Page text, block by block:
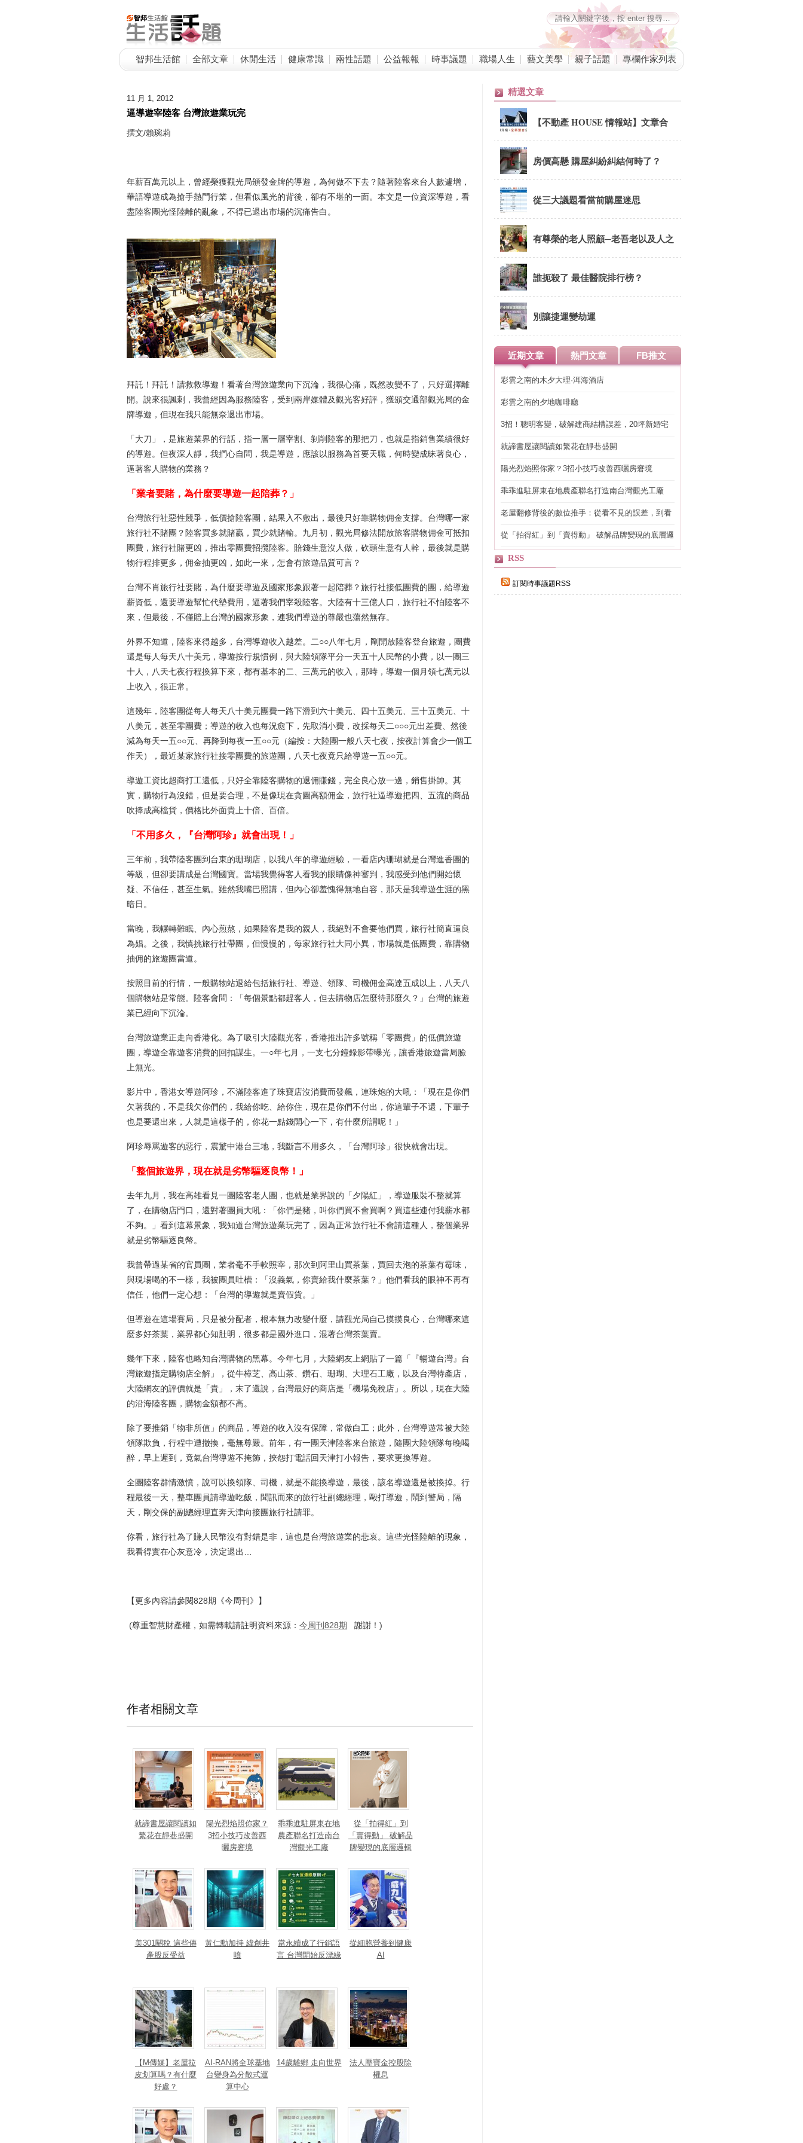
智邦生活館 全部文章 休閒生活 健康常識 兩性話題 公益報報 時事議題 職場人生 藝文美學 親子話題 專欄作家列表
11 月 1, 2012
逼導遊宰陸客 台灣旅遊業玩完
撰文/賴琬莉
年薪百萬元以上，曾經榮獲觀光局頒發金牌的導遊，為何做不下去？隨著陸客來台人數遽增，
華語導遊成為搶手熱門行業，但看似風光的背後，卻有不堪的一面。本文是一位資深導遊，看
盡陸客團光怪陸離的亂象，不得已退出市場的沉痛告白。
拜託！拜託！請救救導遊！看著台灣旅遊業向下沉淪，我很心痛，既然改變不了，只好選擇離
開。說來很諷刺，我曾經因為服務陸客，受到兩岸媒體及觀光客好評，獲頒交通部觀光局的金
牌導遊，但現在我只能無奈退出市場。
「大刀」，是旅遊業界的行話，指一層一層宰割、剝削陸客的那把刀，也就是指銷售業績很好
的導遊。但夜深人靜，我捫心自問，我是導遊，應該以服務為首要天職，何時變成昧著良心，
逼著客人購物的業務？
「業者要賭，為什麼要導遊一起陪葬？」
台灣旅行社惡性競爭，低價搶陸客團，結果入不敷出，最後只好靠購物佣金支撐。台灣哪一家
旅行社不賭團？陸客買多就賭贏，買少就賭輸。九月初，觀光局修法開放旅客購物佣金可抵扣
團費，旅行社賭更凶，推出零團費招攬陸客。賠錢生意沒人做，砍頭生意有人幹，最後就是購
物行程排更多，佣金抽更凶，如此一來，怎會有旅遊品質可言？
台灣不肖旅行社要賭，為什麼要導遊及國家形象跟著一起陪葬？旅行社接低團費的團，給導遊
薪資低，還要導遊幫忙代墊費用，逼著我們宰殺陸客。大陸有十三億人口，旅行社不怕陸客不
來，但最後，不僅賠上台灣的國家形象，連我們導遊的尊嚴也蕩然無存。
外界不知道，陸客來得越多，台灣導遊收入越差。二○○八年七月，剛開放陸客登台旅遊，團費
還是每人每天八十美元，導遊按行規慣例，與大陸領隊平分一天五十人民幣的小費，以一團三
十人，八天七夜行程換算下來，都有基本的二、三萬元的收入，那時，導遊一個月領七萬元以
上收入，很正常。
這幾年，陸客團從每人每天八十美元團費一路下滑到六十美元、四十五美元、三十五美元、十
八美元，甚至零團費；導遊的收入也每況愈下，先取消小費，改採每天二○○○元出差費、然後
減為每天一五○○元、再降到每夜一五○○元（編按：大陸團一般八天七夜，按夜計算會少一個工
作天），最近某家旅行社接零團費的旅遊團，八天七夜竟只給導遊一五○○元。
導遊工資比超商打工還低，只好全靠陸客購物的退佣賺錢，完全良心放一邊，銷售掛帥。其
實，購物行為沒錯，但是要合理，不是像現在貪圖高額佣金，旅行社逼導遊把四、五流的商品
吹捧成高檔貨，價格比外面貴上十倍、百倍。
「不用多久，『台灣阿珍』就會出現！」
三年前，我帶陸客團到台東的珊瑚店，以我八年的導遊經驗，一看店內珊瑚就是台灣進香團的
等級，但卻要講成是台灣國寶。當場我覺得客人看我的眼睛像神審判，我感受到他們開始懷
疑、不信任，甚至生氣。雖然我嘴巴照講，但內心卻羞愧得無地自容，那天是我導遊生涯的黑
暗日。
當晚，我輾轉難眠、內心煎熬，如果陸客是我的親人，我絕對不會要他們買，旅行社簡直逼良
為娼。之後，我慎挑旅行社帶團，但慢慢的，每家旅行社大同小異，市場就是低團費，靠購物
抽佣的旅遊團當道。
按照目前的行情，一般購物站退給包括旅行社、導遊、領隊、司機佣金高達五成以上，八天八
個購物站是常態。陸客會問：「每個景點都趕客人，但去購物店怎麼待那麼久？」台灣的旅遊
業已經向下沉淪。
台灣旅遊業正走向香港化。為了吸引大陸觀光客，香港推出許多號稱「零團費」的低價旅遊
團，導遊全靠遊客消費的回扣謀生。一○年七月，一支七分鐘錄影帶曝光，讓香港旅遊當局臉
上無光。
影片中，香港女導遊阿珍，不滿陸客進了珠寶店沒消費而發飆，連珠炮的大吼：「現在是你們
欠著我的，不是我欠你們的，我給你吃、給你住，現在是你們不付出，你這輩子不還，下輩子
也是要還出來，人就是這樣子的，你花一點錢開心一下，有什麼所謂呢！」
阿珍辱罵遊客的惡行，震驚中港台三地，我斷言不用多久，「台灣阿珍」很快就會出現。
「整個旅遊界，現在就是劣幣驅逐良幣！」
去年九月，我在高雄看見一團陸客老人團，也就是業界說的「夕陽紅」，導遊服裝不整就算
了，在購物店門口，還對著團員大吼：「你們是豬，叫你們買不會買啊？買這些連付我薪水都
不夠。」看到這幕景象，我知道台灣旅遊業玩完了，因為正常旅行社不會請這種人，整個業界
就是劣幣驅逐良幣。
我曾帶過某省的官員團，業者毫不手軟照宰，那次到阿里山買茶葉，買回去泡的茶葉有霉味，
與現場喝的不一樣，我被團員吐槽：「沒義氣，你賣給我什麼茶葉？」他們看我的眼神不再有
信任，他們一定心想：「台灣的導遊就是賣假貨。」
但導遊在這場賽局，只是被分配者，根本無力改變什麼，請觀光局自己摸摸良心，台灣哪來這
麼多好茶葉，業界都心知肚明，很多都是國外進口，混著台灣茶葉賣。
幾年下來，陸客也略知台灣購物的黑幕。今年七月，大陸網友上網貼了一篇「『暢遊台灣』台
灣旅遊指定購物店全解」，從牛樟芝、高山茶、鑽石、珊瑚、大理石工廠，以及台灣特產店，
大陸網友的評價就是「貴」，末了還說，台灣最好的商店是「機場免稅店」。所以，現在大陸
的沿海陸客團，購物金額都不高。
除了要推銷「物非所值」的商品，導遊的收入沒有保障，常做白工；此外，台灣導遊常被大陸
領隊欺負，行程中遭撤換，毫無尊嚴。前年，有一團天津陸客來台旅遊，隨團大陸領隊每晚喝
醉，早上遲到，竟氣台灣導遊不掩飾，挾怨打電話回天津打小報告，要求更換導遊。
全團陸客群情激憤，說可以換領隊、司機，就是不能換導遊，最後，該名導遊還是被換掉。行
程最後一天，整車團員請導遊吃飯，聞訊而來的旅行社副總經理，毆打導遊，鬧到警局，隔
天，剛交保的副總經理直奔天津向接團旅行社請罪。
你看，旅行社為了賺人民幣沒有對錯是非，這也是台灣旅遊業的悲哀。這些光怪陸離的現象，
我看得實在心灰意冷，決定退出…
【更多內容請參閱828期《今周刊》】
(尊重智慧財產權，如需轉載請註明資料來源： 今周刊828期 謝謝！)
作者相關文章
就諦書屋讓閱讀如
繁花在靜巷盛開
陽光烈焰照你家？
3招小技巧改善西
曬房窘境
乖乖進駐屏東在地
農產聯名打造南台
灣觀光工廠
從「拍得紅」到
「賣得動」 破解品
牌變現的底層邏輯
美301關稅 這些傳
產股反受益
黃仁勳加持 緯創井
噴
當永續成了行銷語
言 台灣開始反漂綠
從細胞營養到健康
AI
【M傳媒】老屋拉
皮划算嗎？有什麼
好處？
AI-RAN將全球基地
台變身為分散式運
算中心
14歲離鄉 走向世界
法人壓寶金控股除
權息
精選文章
【不動產 HOUSE 情報站】文章合
併公告
房價高懸 購屋糾紛糾結何時了？
從三大議題看當前購屋迷思
有尊榮的老人照顧─老吾老以及人之
老
誰扼殺了 最佳醫院排行榜？
別讓捷運變劫運
近期文章 熱門文章 FB推文
彩雲之南的木夕大理·洱海酒店
彩雲之南的夕地咖啡廳
3招！聰明客變，破解建商結構誤差，20坪新婚宅
就諦書屋讓閱讀如繁花在靜巷盛開
陽光烈焰照你家？3招小技巧改善西曬房窘境
乖乖進駐屏東在地農產聯名打造南台灣觀光工廠
老屋翻修背後的數位推手：從看不見的誤差，到看
從「拍得紅」到「賣得動」 破解品牌變現的底層邏
RSS
訂閱時事議題RSS